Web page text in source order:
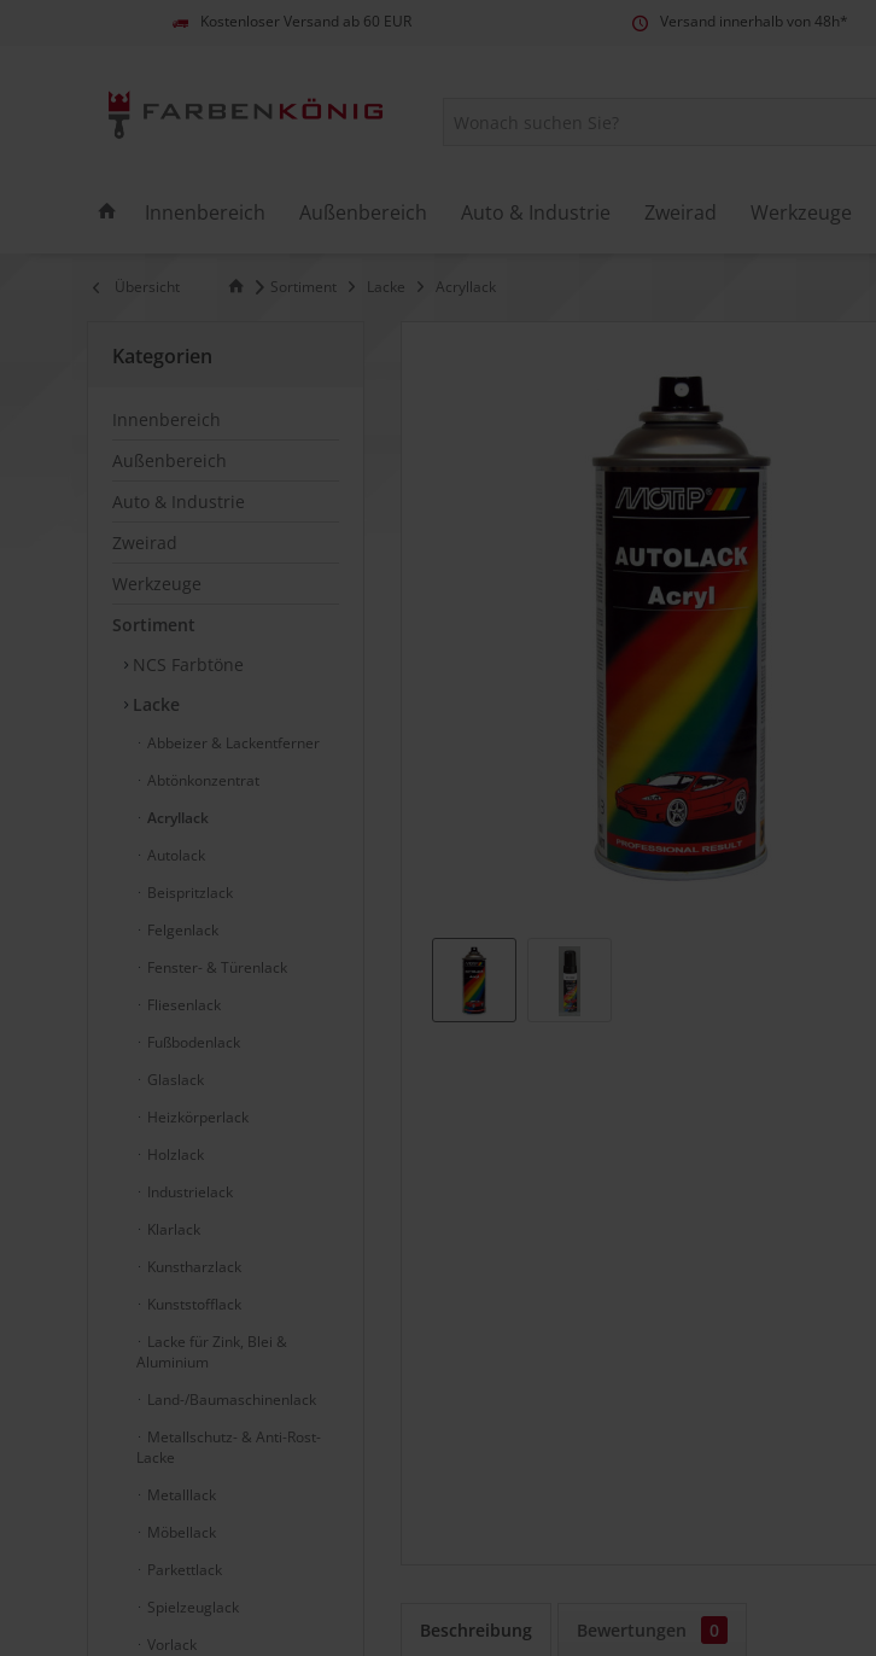
Kostenloser Versand ab 60 EUR Versand innerhalb von 48h*
Innenbereich Außenbereich Auto & Industrie Zweirad Werkzeuge
Übersicht Sortiment Lacke Acryllack
Kategorien
Innenbereich
Außenbereich
Auto & Industrie
Zweirad
Werkzeuge
Sortiment
NCS Farbtöne
Lacke
Abbeizer & Lackentferner
Abtönkonzentrat
Acryllack
Autolack
Beispritzlack
Felgenlack
Fenster- & Türenlack
Fliesenlack
Fußbodenlack
Glaslack
Heizkörperlack
Holzlack
Industrielack
Klarlack
Kunstharzlack
Kunststofflack
Lacke für Zink, Blei &
Aluminium
Land-/Baumaschinenlack
Metallschutz- & Anti-Rost-
Lacke
Metalllack
Möbellack
Parkettlack
Spielzeuglack
Vorlack
Beschreibung Bewertungen 0